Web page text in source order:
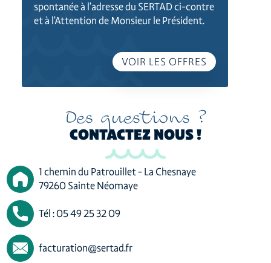
spontanée à l’adresse du SERTAD ci-contre
et à l’Attention de Monsieur le Président.
VOIR LES OFFRES
Des questions ?
CONTACTEZ NOUS !
1 chemin du Patrouillet - La Chesnaye
79260 Sainte Néomaye
Tél : 05 49 25 32 09
facturation@sertad.fr